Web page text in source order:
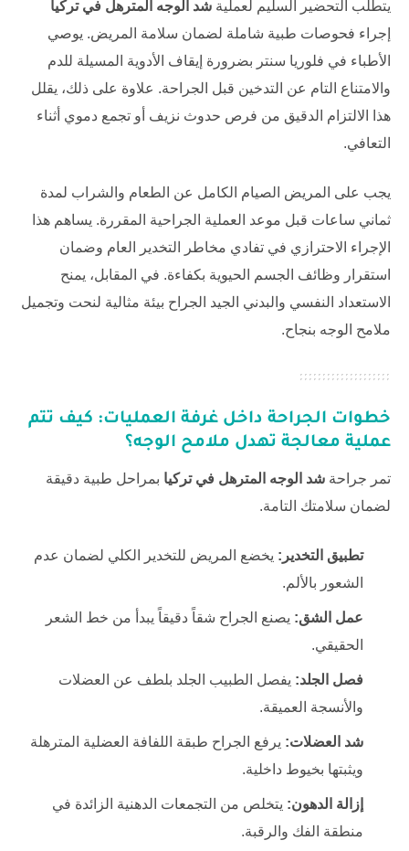
يتطلب التحضير السليم لعملية شد الوجه المترهل في تركيا
إجراء فحوصات طبية شاملة لضمان سلامة المريض. يوصي
الأطباء في فلوريا سنتر بضرورة إيقاف الأدوية المسيلة للدم
والامتناع التام عن التدخين قبل الجراحة. علاوة على ذلك، يقلل
هذا الالتزام الدقيق من فرص حدوث نزيف أو تجمع دموي أثناء
التعافي.
يجب على المريض الصيام الكامل عن الطعام والشراب لمدة
ثماني ساعات قبل موعد العملية الجراحية المقررة. يساهم هذا
الإجراء الاحترازي في تفادي مخاطر التخدير العام وضمان
استقرار وظائف الجسم الحيوية بكفاءة. في المقابل، يمنح
الاستعداد النفسي والبدني الجيد الجراح بيئة مثالية لنحت وتجميل
ملامح الوجه بنجاح.
خطوات الجراحة داخل غرفة العمليات: كيف تتم
عملية معالجة تهدل ملامح الوجه؟
تمر جراحة شد الوجه المترهل في تركيا بمراحل طبية دقيقة
لضمان سلامتك التامة.
تطبيق التخدير: يخضع المريض للتخدير الكلي لضمان عدم
الشعور بالألم.
عمل الشق: يصنع الجراح شقاً دقيقاً يبدأ من خط الشعر
الحقيقي.
فصل الجلد: يفصل الطبيب الجلد بلطف عن العضلات
والأنسجة العميقة.
شد العضلات: يرفع الجراح طبقة اللفافة العضلية المترهلة
ويثبتها بخيوط داخلية.
إزالة الدهون: يتخلص من التجمعات الدهنية الزائدة في
منطقة الفك والرقبة.